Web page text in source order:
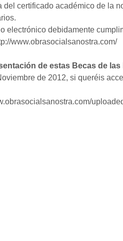
del certificado académico de la
electrónico debidamente
www.obrasocialsanostra.com/
de estas Becas de las
de 2012, si queréis